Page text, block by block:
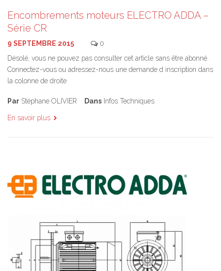
Encombrements moteurs ELECTRO ADDA –
Série CR
9 SEPTEMBRE 2015
0
Désolé, vous ne pouvez pas consulter cet article sans être abonné.
Connectez-vous ou adressez-nous une demande d inscription dans
la colonne de droite
Par Stéphane OLIVIER Dans Infos Techniques
En savoir plus